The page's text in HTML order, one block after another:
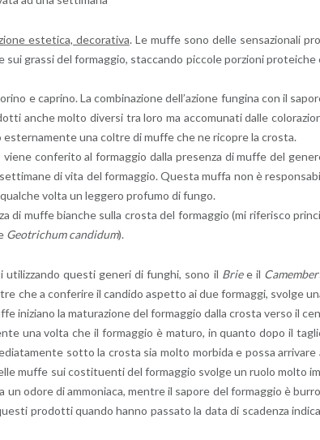
este­ti­ca, de­co­ra­ti­va. Le muffe sono delle sen­sa­zio­na­li
gras­si del for­mag­gio, stac­can­do pic­co­le por­zio­ni pro­tei­che
e ca­pri­no. La com­bi­na­zio­ne del­l’a­zio­ne fun­gi­na con il
anche molto di­ver­si tra loro ma ac­co­mu­na­ti dalle
una col­tre di muffe che ne ri­co­pre la cro­sta.
con­fe­ri­to al for­mag­gio dalla pre­sen­za di muffe del
di vita del for­mag­gio. Que­sta muffa non è
volta un leg­ge­ro pro­fu­mo di fungo.
di muffe bian­che sulla cro­sta del for­mag­gio (mi ri­fe­ri­sco
Geo­tri­chum can­di­dum).
que­sti ge­ne­ri di fun­ghi, sono il Briee il
che a con­fe­ri­re il can­di­do aspet­to ai due for­mag­gi, svol­ge
ini­zia­no la ma­tu­ra­zio­ne del for­mag­gio dalla cro­sta verso il
una volta che il for­mag­gio è ma­tu­ro, in quan­to dopo il
sotto la cro­sta sia molto mor­bi­da e possa ar­ri­va­re
muffe sui co­sti­tuen­ti del for­mag­gio svol­ge un ruolo molto
odore di am­mo­nia­ca, men­tre il sa­po­re del for­mag­gio è
pro­dot­ti quan­do hanno pas­sa­to la data di sca­den­za